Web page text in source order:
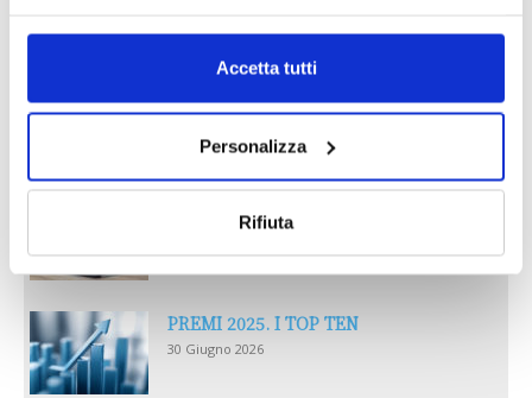
Accetta tutti
Personalizza
Rifiuta
RECENSIONI E CRISI DIGITALI
30 Giugno 2026
Il “Modulo CAI” diventa digitale
30 Giugno 2026
PREMI 2025. I TOP TEN
30 Giugno 2026